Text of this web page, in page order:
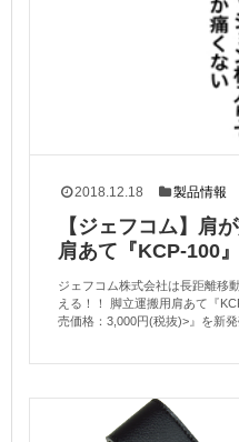
2018.12.18 製品情報
【ジェフコム】肩
肩あて『KCP-100
ジェフコム株式会社は長距離移
える！！ 脚立運搬用肩あて『
売価格：3,000円(税抜)>』を新